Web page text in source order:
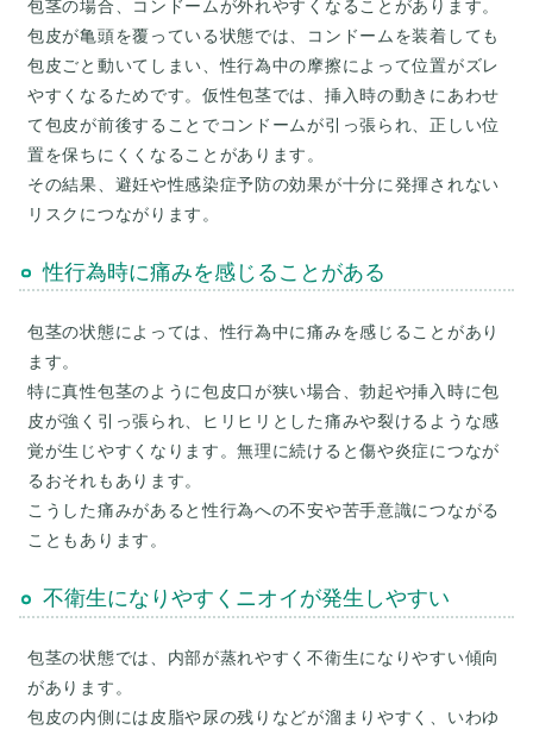
包茎の場合、コンドームが外れやすくなることがあります。
包皮が亀頭を覆っている状態では、コンドームを装着しても
包皮ごと動いてしまい、性行為中の摩擦によって位置がズレ
やすくなるためです。仮性包茎では、挿入時の動きにあわせ
て包皮が前後することでコンドームが引っ張られ、正しい位
置を保ちにくくなることがあります。
その結果、避妊や性感染症予防の効果が十分に発揮されない
性行為時に痛みを感じることがある
包茎の状態によっては、性行為中に痛みを感じることがあり
ます。
特に真性包茎のように包皮口が狭い場合、勃起や挿入時に包
皮が強く引っ張られ、ヒリヒリとした痛みや裂けるような感
覚が生じやすくなります。無理に続けると傷や炎症につなが
るおそれもあります。
こうした痛みがあると性行為への不安や苦手意識につながる
不衛生になりやすくニオイが発生しやすい
包茎の状態では、内部が蒸れやすく不衛生になりやすい傾向
があります。
包皮の内側には皮脂や尿の残りなどが溜まりやすく、いわゆ